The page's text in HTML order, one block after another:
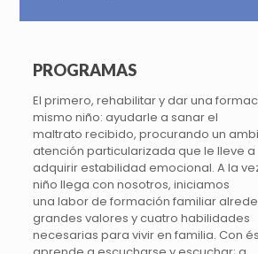
PROGRAMAS
El primero, rehabilitar y dar una
mismo niño: ayudarle a sanar el
maltrato recibido, procurando un
atención particularizada que le lleve a
adquirir estabilidad emocional. A la
niño llega con nosotros, iniciamos
una labor de formación familiar
grandes valores y cuatro habilidades
necesarias para vivir en familia. Con